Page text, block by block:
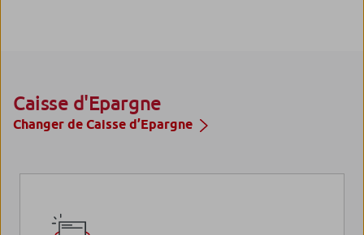
Caisse d'Epargne
Changer de Caisse d’Epargne